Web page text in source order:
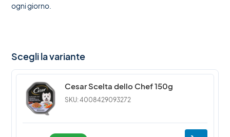
ogni giorno.
Scegli la variante
Cesar Scelta dello Chef 150g
SKU: 4008429093272